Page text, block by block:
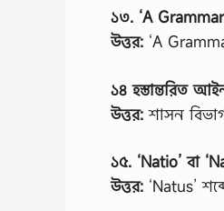
১৩. ‘A Grammar
উত্তর: ‘A
১৪ হস্তান্তরিত
উত্তর: শাসন
১৫. ‘Natio’ বা
উত্তর: ‘Natus’